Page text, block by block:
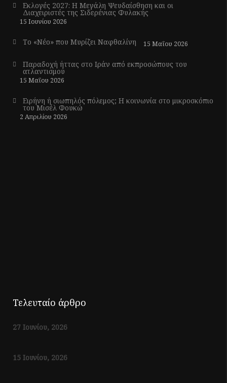
Εκλογές 2027: Η Μεγάλη Ψευδαίσθηση και οι
Διαχειριστές της Σιδερένιας Φυλακής
15 Ιουνίου 2026
Το «Νέο» που Μυρίζει Ναφθαλίνη 15 Μαΐου 2026
Παραδοχή ήττας στο Ιράν από εκπροσώπους του
ατλαντισμού
15 Μαΐου 2026
Ειρήνη ή σιωπηλός πόλεμος; Η κοινωνία στο μικροσκόπιο
του Μισέλ Φουκώ
2 Απριλίου 2026
Τελευταίο άρθρο
27 Ιουνίου, 2026
15 Ιουνίου, 2026